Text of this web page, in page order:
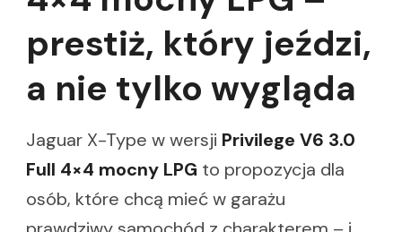
prestiż, który jeździ,
a nie tylko wygląda
Jaguar X-Type w wersji Privilege V6 3.0
Full 4×4 mocny LPG to propozycja dla
osób, które chcą mieć w garażu